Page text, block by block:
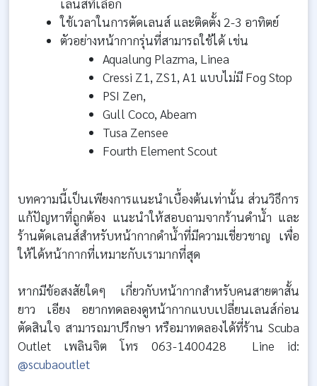
ใช้เวลาในการตัดเลนส์ และติดตั้ง 2-3 อาทิตย์
ตัวอย่างหน้ากากรุ่นที่สามารถใช้ได้ เช่น
Aqualung Plazma, Linea
Cressi Z1, ZS1, A1 แบบไม่มี Fog Stop
PSI Zen,
Gull Coco, Abeam
Tusa Zensee
Fourth Element Scout
บทความนี้เป็นเพียงการแนะนำเบื้องต้นเท่านั้น ส่วนวิธีการ
แก้ปัญหาที่ถูกต้อง แนะนำให้สอบถามจากร้านดำน้ำ และ
ร้านตัดเลนส์สำหรับหน้ากากดำน้ำที่มีความเชี่ยวชาญ เพื่อ
ให้ได้หน้ากากที่เหมาะกับเรามากที่สุด
หากมีข้อสงสัยใดๆ เกี่ยวกับหน้ากากสำหรับคนสายตาสั้น
ยาว เอียง อยากทดลองดูหน้ากากแบบเปลี่ยนเลนส์ก่อน
ตัดสินใจ สามารถมาปรึกษา หรือมาทดลองได้ที่ร้าน Scuba
Outlet เพลินจิต โทร 063-1400428 Line id:
@scubaoutlet